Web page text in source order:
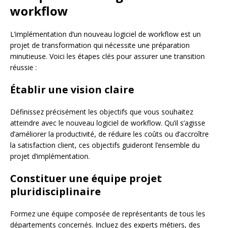
workflow
L’implémentation d’un nouveau logiciel de workflow est un
projet de transformation qui nécessite une préparation
minutieuse. Voici les étapes clés pour assurer une transition
réussie :
Établir une vision claire
Définissez précisément les objectifs que vous souhaitez
atteindre avec le nouveau logiciel de workflow. Qu’il s’agisse
d’améliorer la productivité, de réduire les coûts ou d’accroître
la satisfaction client, ces objectifs guideront l’ensemble du
projet d’implémentation.
Constituer une équipe projet
pluridisciplinaire
Formez une équipe composée de représentants de tous les
départements concernés. Incluez des experts métiers, des